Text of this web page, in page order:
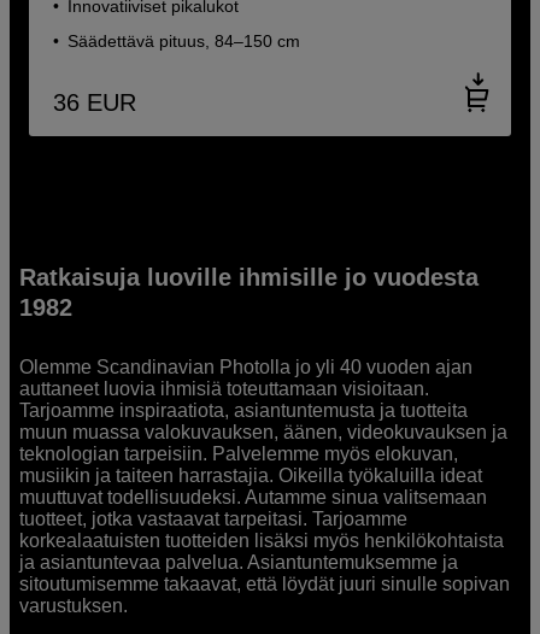
Innovatiiviset pikalukot
Säädettävä pituus, 84–150 cm
36 EUR
Ratkaisuja luoville ihmisille jo vuodesta
1982
Olemme Scandinavian Photolla jo yli 40 vuoden ajan
auttaneet luovia ihmisiä toteuttamaan visioitaan.
Tarjoamme inspiraatiota, asiantuntemusta ja tuotteita
muun muassa valokuvauksen, äänen, videokuvauksen ja
teknologian tarpeisiin. Palvelemme myös elokuvan,
musiikin ja taiteen harrastajia. Oikeilla työkaluilla ideat
muuttuvat todellisuudeksi. Autamme sinua valitsemaan
tuotteet, jotka vastaavat tarpeitasi. Tarjoamme
korkealaatuisten tuotteiden lisäksi myös henkilökohtaista
ja asiantuntevaa palvelua. Asiantuntemuksemme ja
sitoutumisemme takaavat, että löydät juuri sinulle sopivan
varustuksen.